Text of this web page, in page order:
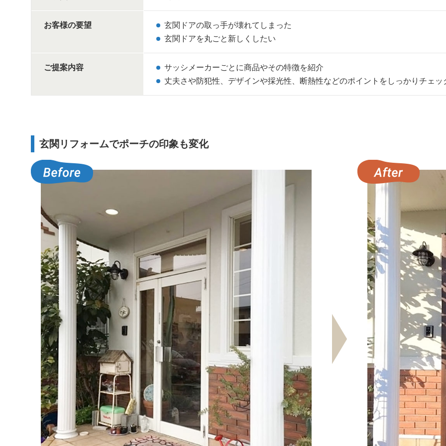
お客様の要望
玄関ドアの取っ手が壊れてしまった
玄関ドアを丸ごと新しくしたい
ご提案内容
サッシメーカーごとに商品やその特徴を紹介
丈夫さや防犯性、デザインや採光性、断熱性などのポイントをしっかりチェッ
玄関リフォームでポーチの印象も変化